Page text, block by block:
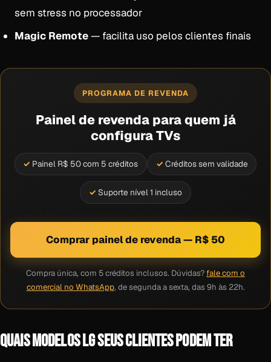
sem stress no processador
Magic Remote— facilita uso pelos clientes finais
PROGRAMA DE REVENDA
Painel de revenda para quem já
configura TVs
Painel R$ 50 com 5 créditos Créditos sem validade
Suporte nível 1 incluso
Comprar painel de revenda — R$ 50
Compra única, com 5 créditos inclusos. Dúvidas?fale com o
comercial no WhatsApp, de segunda a sexta, das 9h às 22h.
QUAIS MODELOS LG SEUS CLIENTES PODEM TER